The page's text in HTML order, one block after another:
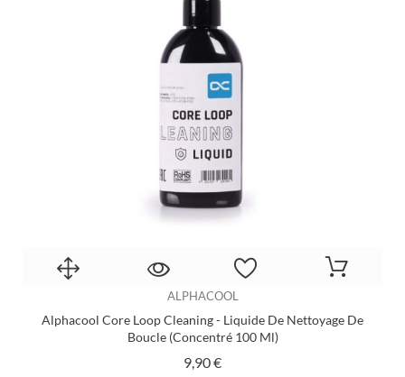
ALPHACOOL
Alphacool Core Loop Cleaning - Liquide De Nettoyage De
Boucle (concentré 100 Ml)
9,90 €Prix